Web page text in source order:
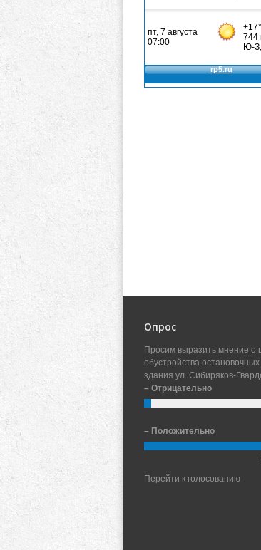
Опрос
Просим выразить мнение о
обустройства
здания ул. Сибиряков-
– Отрицательно
– Положительно
Перейти к голосованию